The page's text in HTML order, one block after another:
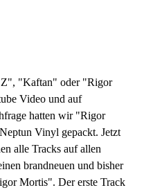
"Kaftan" oder "Rigor
Video und auf
hatten wir "Rigor
Vinyl gepackt. Jetzt
alle Tracks auf allen
brandneuen und bisher
Mortis". Der erste Track